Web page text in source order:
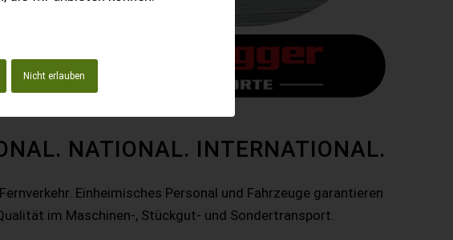
Nicht erlauben
NATIONAL. INTERNATIONAL.
Einheimisches Personal und Fahrzeuge garantieren
im Maschinen-, Stückgut- und Sondertransport.